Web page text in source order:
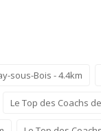
sous-Bois - 4.4km
Le Top des Coachs